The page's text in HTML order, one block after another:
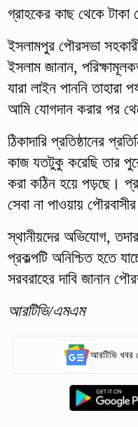
গ্রাহকের কাছ থেকে
ইসলামপুর পৌরসভা
ইসলাম জানান,
যারা লাইন পাননি তাহারা
আমি যোগদান করার পর
ঠিকাদারি প্রতিষ্ঠানের
কাজ যতটুকু করেছি তার
করা কঠিন হয়ে পড়ছে।
সেবা না পাওয়ায়
স্থানীয়দের অভিযোগ,
প্রকল্পটি অনিশ্চিত হতে
সরবরাহের দাবি জানান
আরটিভি/এমএম
আরটিভি খবর